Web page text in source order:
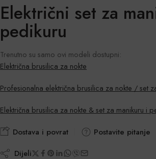
Električni set za
pedikuru
Trenutno su samo ovi modeli dostupni:
Električna brusilica za nokte
Profesionalna električna brusilica za nokte / set
Električna brusilica za nokte & set za manikuru i
Dostava i povrat Postavite pitanje
Dijeli